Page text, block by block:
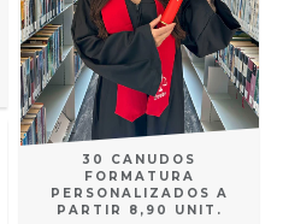
30 CANUDOS
FORMATURA
PERSONALIZADOS A
PARTIR 8,90 UNIT.